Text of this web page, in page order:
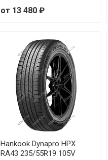
от 13 480 ₽
Hankook Dynapro HPX
RA43 235/55R19 105V